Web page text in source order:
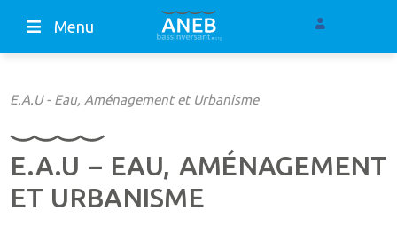
Menu
E.A.U - Eau, Aménagement et Urbanisme
E.A.U – EAU, AMÉNAGEMENT
ET URBANISME